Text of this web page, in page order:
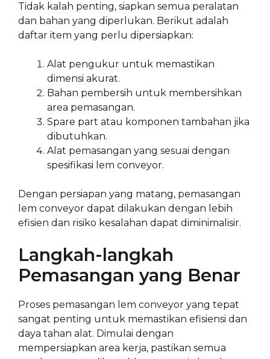
Tidak kalah penting, siapkan semua peralatan
dan bahan yang diperlukan. Berikut adalah
daftar item yang perlu dipersiapkan:
Alat pengukur untuk memastikan
dimensi akurat.
Bahan pembersih untuk membersihkan
area pemasangan.
Spare part atau komponen tambahan jika
dibutuhkan.
Alat pemasangan yang sesuai dengan
spesifikasi lem conveyor.
Dengan persiapan yang matang, pemasangan
lem conveyor dapat dilakukan dengan lebih
efisien dan risiko kesalahan dapat diminimalisir.
Langkah-langkah
Pemasangan yang Benar
Proses pemasangan lem conveyor yang tepat
sangat penting untuk memastikan efisiensi dan
daya tahan alat. Dimulai dengan
mempersiapkan area kerja, pastikan semua